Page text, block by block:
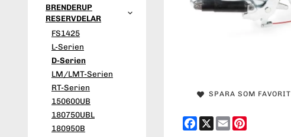
BRENDERUP
RESERVDELAR
FS1425
L-Serien
D-Serien
LM/LMT-Serien
RT-Serien
150600UB
180750UBL
180950B
SPARA SOM FAVORIT
Facebook
X Email